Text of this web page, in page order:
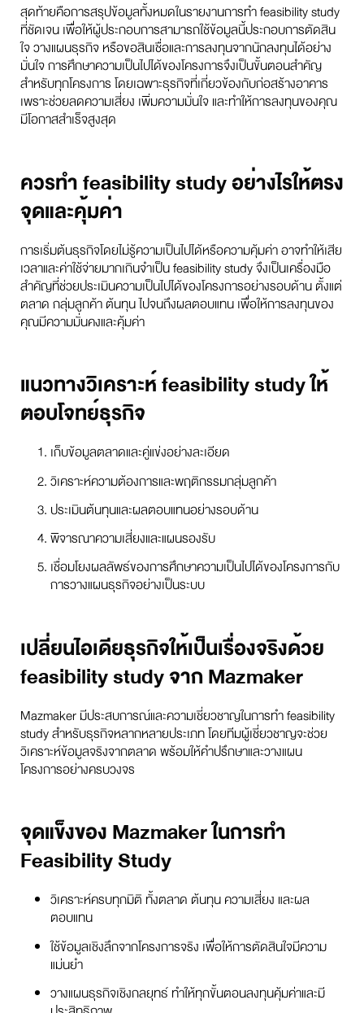
สุดท้ายคือการสรุปข้อมูลทั้งหมดในรายงานการทำ feasibility study
ที่ชัดเจน เพื่อให้ผู้ประกอบการสามารถใช้ข้อมูลนี้ประกอบการตัดสิน
ใจ วางแผนธุรกิจ หรือขอสินเชื่อและการลงทุนจากนักลงทุนได้อย่าง
มั่นใจ การศึกษาความเป็นไปได้ของโครงการจึงเป็นขั้นตอนสำคัญ
สำหรับทุกโครงการ โดยเฉพาะธุรกิจที่เกี่ยวข้องกับก่อสร้างอาคาร
เพราะช่วยลดความเสี่ยง เพิ่มความมั่นใจ และทำให้การลงทุนของคุณ
มีโอกาสสำเร็จสูงสุด
ควรทำ feasibility study อย่างไรให้ตรง
จุดและคุ้มค่า
การเริ่มต้นธุรกิจโดยไม่รู้ความเป็นไปได้หรือความคุ้มค่า อาจทำให้เสีย
เวลาและค่าใช้จ่ายมากเกินจำเป็น feasibility study จึงเป็นเครื่องมือ
สำคัญที่ช่วยประเมินความเป็นไปได้ของโครงการอย่างรอบด้าน ตั้งแต่
ตลาด กลุ่มลูกค้า ต้นทุน ไปจนถึงผลตอบแทน เพื่อให้การลงทุนของ
คุณมีความมั่นคงและคุ้มค่า
แนวทางวิเคราะห์ feasibility study ให้
ตอบโจทย์ธุรกิจ
เก็บข้อมูลตลาดและคู่แข่งอย่างละเอียด
วิเคราะห์ความต้องการและพฤติกรรมกลุ่มลูกค้า
ประเมินต้นทุนและผลตอบแทนอย่างรอบด้าน
พิจารณาความเสี่ยงและแผนรองรับ
เชื่อมโยงผลลัพธ์ของการศึกษาความเป็นไปได้ของโครงการกับ
การวางแผนธุรกิจอย่างเป็นระบบ
เปลี่ยนไอเดียธุรกิจให้เป็นเรื่องจริงด้วย
feasibility study จาก Mazmaker
Mazmaker มีประสบการณ์และความเชี่ยวชาญในการทำ feasibility
study สำหรับธุรกิจหลากหลายประเภท โดยทีมผู้เชี่ยวชาญจะช่วย
วิเคราะห์ข้อมูลจริงจากตลาด พร้อมให้คำปรึกษาและวางแผน
โครงการอย่างครบวงจร
จุดแข็งของ Mazmaker ในการทำ
Feasibility Study
วิเคราะห์ครบทุกมิติ ทั้งตลาด ต้นทุน ความเสี่ยง และผล
ตอบแทน
ใช้ข้อมูลเชิงลึกจากโครงการจริง เพื่อให้การตัดสินใจมีความ
แม่นยำ
วางแผนธุรกิจเชิงกลยุทธ์ ทำให้ทุกขั้นตอนลงทุนคุ้มค่าและมี